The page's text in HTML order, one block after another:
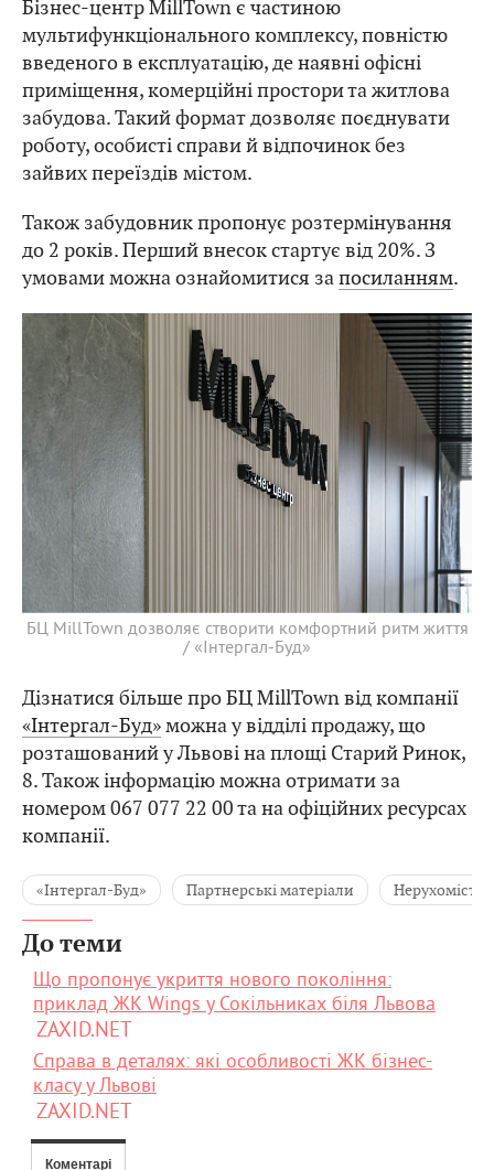
Бізнес-центр MillTown є частиною
мультифункціонального комплексу, повністю
введеного в експлуатацію, де наявні офісні
приміщення, комерційні простори та житлова
забудова. Такий формат дозволяє поєднувати
роботу, особисті справи й відпочинок без
зайвих переїздів містом.
Також забудовник пропонує розтермінування
до 2 років. Перший внесок стартує від 20%. З
умовами можна ознайомитися запосиланням.
БЦ MillTown дозволяє створити комфортний ритм життя
/ «Інтергал-Буд»
Дізнатися більше про БЦ MillTown від компанії
«Інтергал-Буд» можна у відділі продажу, що
розташований у Львові на площі Старий Ринок,
8. Також інформацію можна отримати за
номером 067 077 22 00 та на офіційних ресурсах
компанії.
«Інтергал-Буд» Партнерські матеріали Нерухомість
До теми
Що пропонує укриття нового покоління:
приклад ЖК Wings у Сокільниках біля Львова
ZAXID.NET
Справа в деталях: які особливості ЖК бізнес-
класу у Львові
ZAXID.NET